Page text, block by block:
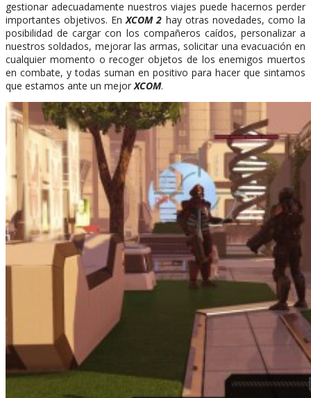
gestionar adecuadamente nuestros viajes puede hacernos perder
importantes objetivos. EnXCOM 2 hay otras novedades, como la
posibilidad de cargar con los compañeros caídos, personalizar a
nuestros soldados, mejorar las armas, solicitar una evacuación en
cualquier momento o recoger objetos de los enemigos muertos
en combate, y todas suman en positivo para hacer que sintamos
que estamos ante un mejor XCOM.